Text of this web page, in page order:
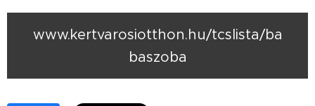
www.kertvarosiotthon.hu/tcslista/ba
baszoba